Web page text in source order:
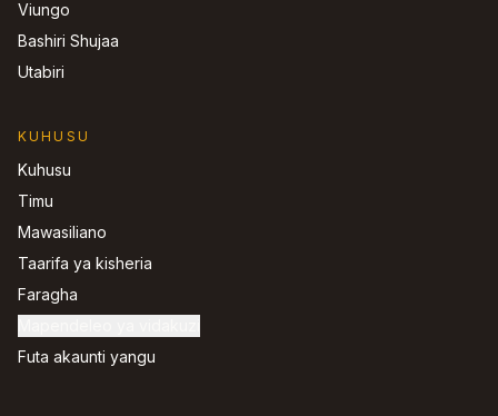
Viungo
Bashiri Shujaa
Utabiri
KUHUSU
Kuhusu
Timu
Mawasiliano
Taarifa ya kisheria
Faragha
Futa akaunti yangu